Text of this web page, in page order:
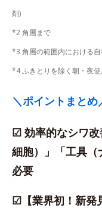
剤)
*2 角層まで
*3 角層の範囲内における
*4 ふきとりを除く朝・夜
＼ポイントまとめ
☑ 効率的なシワ
細胞）」「工具
必要
☑【業界初！新発